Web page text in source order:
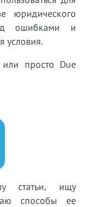
юридического
ошибками и
условия.
просто Due
статьи, ищу
способы ее